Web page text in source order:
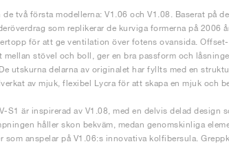
två första modellerna: V1.06 och V1.08. Baserat på
som replikerar de kurviga formerna på 2006
för att ge ventilation över fotens ovansida.
stövel och boll, ger en bra passform och
utskurna delarna av originalet har fyllts med en
av mjuk, flexibel Lycra för att skapa en mjuk och
S1 är inspirerad av V1.08, med en delvis delad design
håller skon bekväm, medan genomskinliga
anspelar på V1.06:s innovativa kolfibersula.